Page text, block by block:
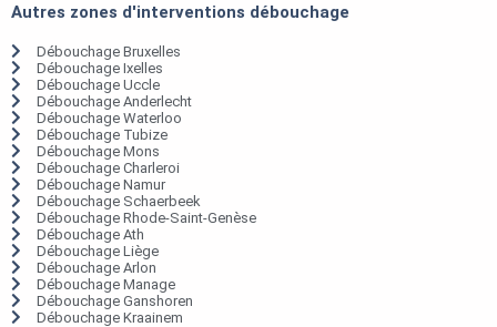
Autres zones d'interventions débouchage
Débouchage Bruxelles
Débouchage Ixelles
Débouchage Uccle
Débouchage Anderlecht
Débouchage Waterloo
Débouchage Tubize
Débouchage Mons
Débouchage Charleroi
Débouchage Namur
Débouchage Schaerbeek
Débouchage Rhode-Saint-Genèse
Débouchage Ath
Débouchage Liège
Débouchage Arlon
Débouchage Manage
Débouchage Ganshoren
Débouchage Kraainem